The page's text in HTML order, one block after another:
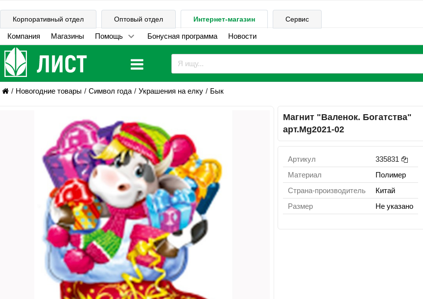
Корпоративный отдел Оптовый отдел Интернет-магазин Сервис
Компания Магазины Помощь Бонусная программа Новости
Новогодние товары Символ года Украшения на елку Бык
Магнит "Валенок. Богатства"
арт.Mg2021-02
Артикул
335831
Материал
Полимер
Страна-производитель
Китай
Размер
Не указано